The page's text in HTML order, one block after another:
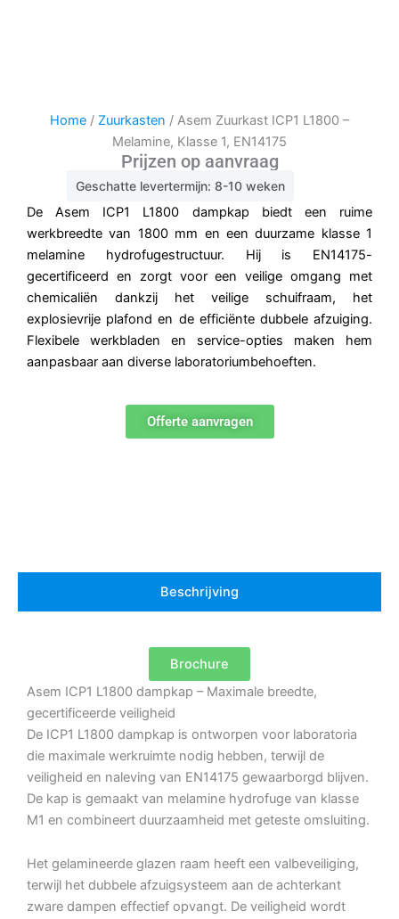
Home / Zuurkasten / Asem Zuurkast ICP1 L1800 –
Melamine, Klasse 1, EN14175
Prijzen op aanvraag
Geschatte levertermijn: 8-10 weken
De Asem ICP1 L1800 dampkap biedt een ruime
werkbreedte van 1800 mm en een duurzame klasse 1
melamine hydrofugestructuur. Hij is EN14175-
gecertificeerd en zorgt voor een veilige omgang met
chemicaliën dankzij het veilige schuifraam, het
explosievrije plafond en de efficiënte dubbele afzuiging.
Flexibele werkbladen en service-opties maken hem
aanpasbaar aan diverse laboratoriumbehoeften.
Offerte aanvragen
Beschrijving
Brochure
Asem ICP1 L1800 dampkap – Maximale breedte,
gecertificeerde veiligheid
De ICP1 L1800 dampkap is ontworpen voor laboratoria
die maximale werkruimte nodig hebben, terwijl de
veiligheid en naleving van EN14175 gewaarborgd blijven.
De kap is gemaakt van melamine hydrofuge van klasse
M1 en combineert duurzaamheid met geteste omsluiting.
Het gelamineerde glazen raam heeft een valbeveiliging,
terwijl het dubbele afzuigsysteem aan de achterkant
zware dampen effectief opvangt. De veiligheid wordt